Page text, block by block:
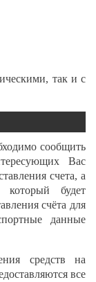
так и с
сообщить
Вас
счета, а
будет
счёта для
данные
средств на
все